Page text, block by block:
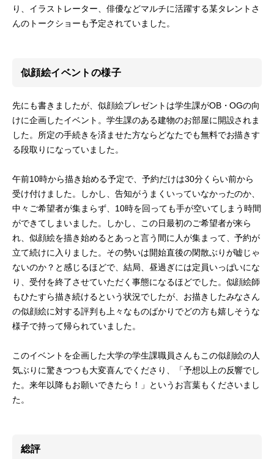
り、イラストレーター、俳優などマルチに活躍する某タレントさ
んのトークショーも予定されていました。
似顔絵イベントの様子
先にも書きましたが、似顔絵プレゼントは学生課がOB・OGの向
けに企画したイベント。学生課のある建物のお部屋に開設されま
した。所定の手続きを済ませた方ならどなたでも無料でお描きす
る段取りになっていました。
午前10時から描き始める予定で、予約だけは30分くらい前から
受け付けました。しかし、告知がうまくいっていなかったのか、
中々ご希望者が集まらず、10時を回っても手が空いてしまう時間
ができてしまいました。しかし、この日最初のご希望者が来ら
れ、似顔絵を描き始めるとあっと言う間に人が集まって、予約が
立て続けに入りました。その勢いは開始直後の閑散ぶりが嘘じゃ
ないのか？と感じるほどで、結局、昼過ぎには定員いっぱいにな
り、受付を終了させていただく事態になるほどでした。似顔絵師
もひたすら描き続けるという状況でしたが、お描きしたみなさん
の似顔絵に対する評判も上々なものばかりでどの方も嬉しそうな
様子で持って帰られていました。
このイベントを企画した大学の学生課職員さんもこの似顔絵の人
気ぶりに驚きつつも大変喜んでくださり、「予想以上の反響でし
た。来年以降もお願いできたら！」というお言葉もくださいまし
た。
総評